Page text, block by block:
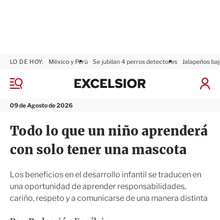
M
n
09 de Agosto de 2026
LO DE HOY: México y Perú Se jubilan 4 perros detectores Jalapeños
I
i
a
n
x
i
r
Todo lo que un niño aprenderá
con solo tener una mascota
Los beneficios en el desarrollo infantil se traducen en
una oportunidad de aprender responsabilidades,
cariño, respeto y a comunicarse de una manera distinta